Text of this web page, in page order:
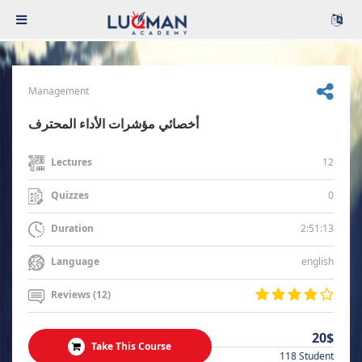
Management
أخصائي مؤشرات الأداء المحترف
Lectures 12
Quizzes 0
Duration 2:51:13
Language english
Reviews (12)
Take This Course 20$
118 Student